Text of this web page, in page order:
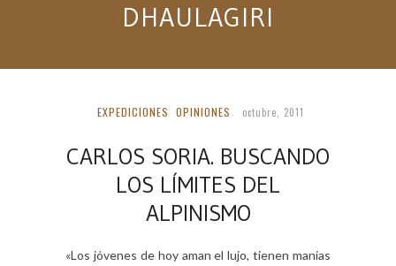
DHAULAGIRI
EXPEDICIONES OPINIONES octubre, 2011
CARLOS SORIA. BUSCANDO
LOS LÍMITES DEL
ALPINISMO
«Los jóvenes de hoy aman el lujo, tienen manías